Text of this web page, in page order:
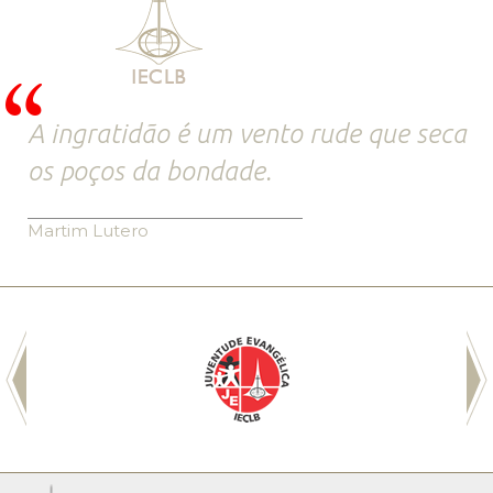
A ingratidão é um vento rude que seca
os poços da bondade.
Martim Lutero